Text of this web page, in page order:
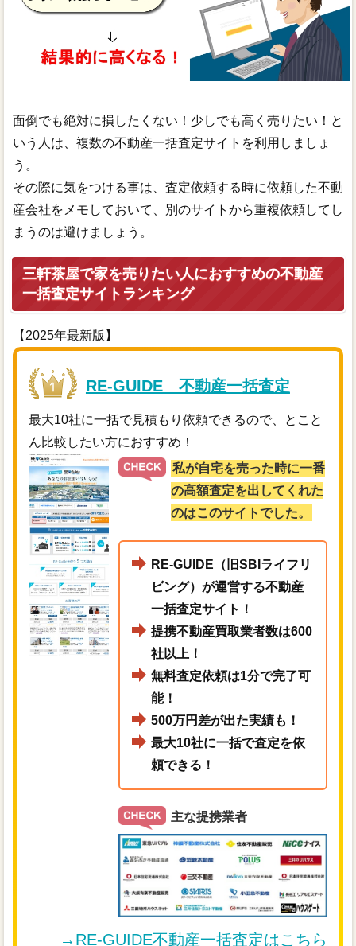
面倒でも絶対に損したくない！少しでも高く売りたい！と
いう人は、複数の不動産一括査定サイトを利用しましょ
う。
その際に気をつける事は、査定依頼する時に依頼した不動
産会社をメモしておいて、別のサイトから重複依頼してし
まうのは避けましょう。
三軒茶屋で家を売りたい人におすすめの不動産
一括査定サイトランキング
【2025年最新版】
RE-GUIDE 不動産一括査定
最大10社に一括で見積もり依頼できるので、とこと
ん比較したい方におすすめ！
私が自宅を売った時に一番
の高額査定を出してくれた
のはこのサイトでした。
RE-GUIDE（旧SBIライフリ
ビング）が運営する不動産
一括査定サイト！
提携不動産買取業者数は600
社以上！
無料査定依頼は1分で完了可
能！
500万円差が出た実績も！
最大10社に一括で査定を依
頼できる！
主な提携業者
→RE-GUIDE不動産一括査定はこちら